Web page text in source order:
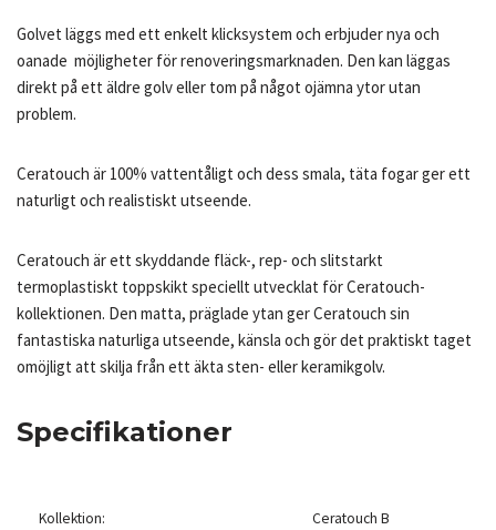
Golvet läggs med ett enkelt klicksystem och erbjuder nya och
oanade möjligheter för renoveringsmarknaden. Den kan läggas
direkt på ett äldre golv eller tom på något ojämna ytor utan
problem.
Ceratouch är 100% vattentåligt och dess smala, täta fogar ger ett
naturligt och realistiskt utseende.
Ceratouch är ett skyddande fläck-, rep- och slitstarkt
termoplastiskt toppskikt speciellt utvecklat för Ceratouch-
kollektionen. Den matta, präglade ytan ger Ceratouch sin
fantastiska naturliga utseende, känsla och gör det praktiskt taget
omöjligt att skilja från ett äkta sten- eller keramikgolv.
Specifikationer
Kollektion: Ceratouch B